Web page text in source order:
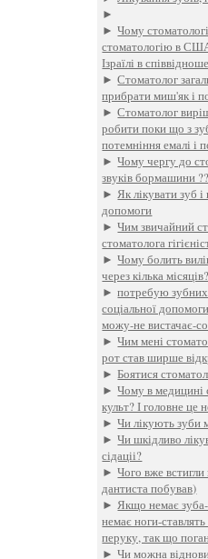
►
►Чому
стоматологію в
Ізраїлі в
►Стоматолог
прибрати миш'як і
►Стоматолог
робити поки що з
потемніння емалі і
►Чому чергу до
звуків бормашини
►Як лікувати зуб
допомоги
►Чим звичайний
стоматолога
►Чому болить
через кілька місяців?
►потребую
соціальної
можу-не вистачає-
►Чим мені
рот став ширше
►Боятися
►Чому в медицині
культ? І головне це
►Чи лікують зуби
►Чи шкідливо
сідаціі?
►Чого вже встигли
дантиста побував)
►Якщо немає
немає ноги-
перуку, так що
►Чи можна